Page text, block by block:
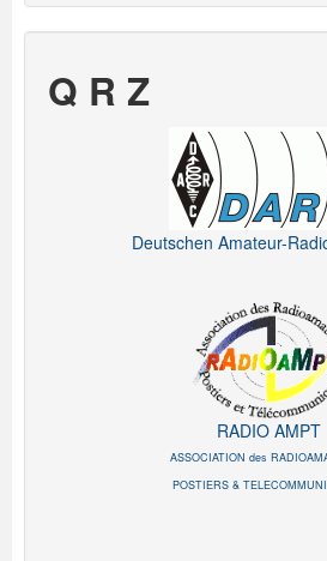
Q R Z
Deutschen Amateur-
RADIO AMPT
ASSOCIATION des
POSTIERS &